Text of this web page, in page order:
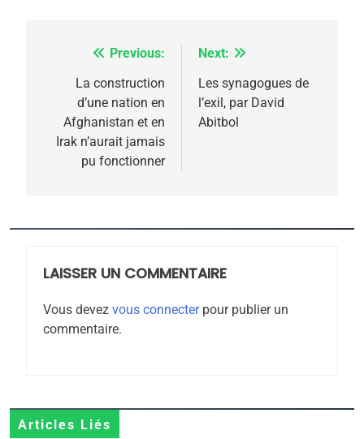
Navigation
l’article
Previous:
La construction
d’une nation en
Afghanistan et en
Irak n’aurait jamais
pu fonctionner
Next:
Les synagogues de
l’exil, par David
Abitbol
LAISSER UN COMMENTAIRE
Vous devez vous connecterpour publier un
commentaire.
Articles Liés
2025, l’année la plus
meurtrière selon le
rapport d’ADL contre
FRANCE
FIÈRE, DIGNE ET RÉSILIENTE :
MA JUDAÏTE par Thérèse
ISRAÉL JUDAISME
7
8